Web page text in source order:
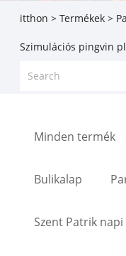
itthon > Termékek>
Szimulációs pingvin
Minden termék
Bulikalap
Szent Patrik napi